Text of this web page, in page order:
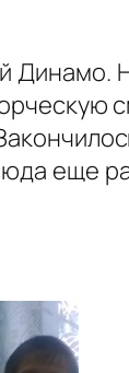
Динамо.
еще